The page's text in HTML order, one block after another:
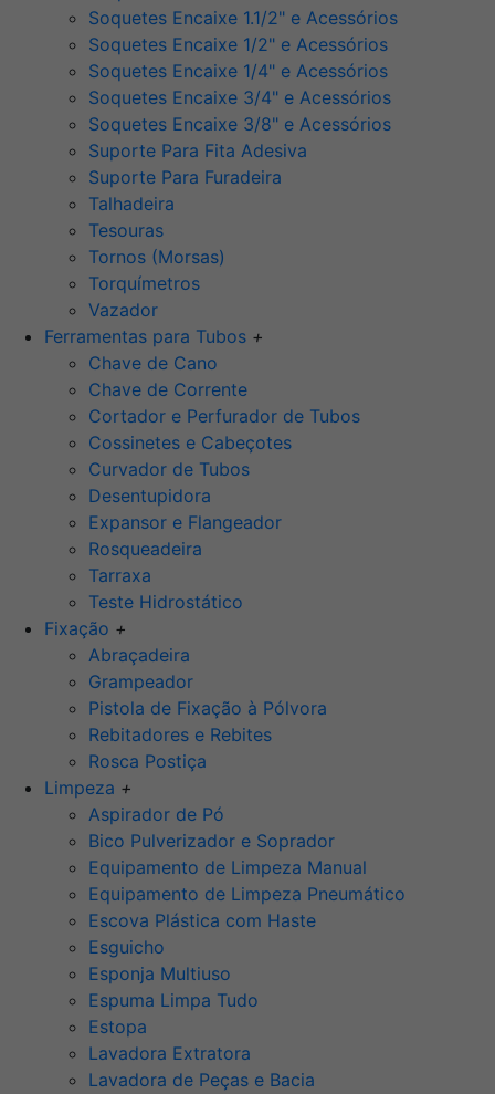
Soquetes Encaixe 1.1/2" e Acessórios
Soquetes Encaixe 1/2" e Acessórios
Soquetes Encaixe 1/4" e Acessórios
Soquetes Encaixe 3/4" e Acessórios
Soquetes Encaixe 3/8" e Acessórios
Suporte Para Fita Adesiva
Suporte Para Furadeira
Talhadeira
Tesouras
Tornos (Morsas)
Torquímetros
Vazador
Ferramentas para Tubos +
Chave de Cano
Chave de Corrente
Cortador e Perfurador de Tubos
Cossinetes e Cabeçotes
Curvador de Tubos
Desentupidora
Expansor e Flangeador
Rosqueadeira
Tarraxa
Teste Hidrostático
Fixação +
Abraçadeira
Grampeador
Pistola de Fixação à Pólvora
Rebitadores e Rebites
Rosca Postiça
Limpeza +
Aspirador de Pó
Bico Pulverizador e Soprador
Equipamento de Limpeza Manual
Equipamento de Limpeza Pneumático
Escova Plástica com Haste
Esguicho
Esponja Multiuso
Espuma Limpa Tudo
Estopa
Lavadora Extratora
Lavadora de Peças e Bacia